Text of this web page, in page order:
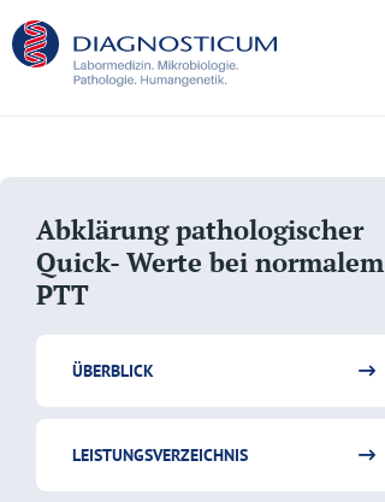
Abklärung pathologischer
Quick- Werte bei normalem
PTT
ÜBERBLICK
LEISTUNGSVERZEICHNIS